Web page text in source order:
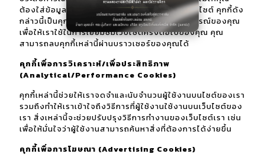
ต้องใส่ข้อมูลของคุณใหม่ทุกครั้งเมื่อคุณใช้งานเว็บไซต์ คุกกี้ดัง
กล่าวนี้เป็นคุกกี้แบบถาวรเนื่องจากยังคงอยู่ในอุปกรณ์ของคุณ
เพื่อให้เราใช้ในการเยี่ยมชมเว็บไซต์ครั้งต่อไปของคุณ คุณ
สามารถลบคุกกี้เหล่านี้ผ่านบราวเซอร์ของคุณได้
คุกกี้เพื่อการวิเคราะห์/เพื่อประสิทธิภาพ
(Analytical/Performance Cookies)
คุกกี้เหล่านี้ช่วยให้เราจดจำและนับจำนวนผู้ใช้งานบนไซต์ของเรา
รวมถึงทำให้เราเข้าใจถึงวิธีการที่ผู้ใช้งานใช้งานบนเว็บไซต์ของ
เรา สิ่งเหล่านี้จะช่วยปรับปรุงวิธีการทำงานของเว็บไซต์เรา เช่น
เพื่อให้มั่นใจว่าผู้ใช้งานสามารถค้นหาสิ่งที่ต้องการได้ง่ายขึ้น
คุกกี้เพื่อการโฆษณา (Advertising Cookies)